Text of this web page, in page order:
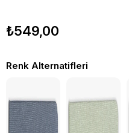
₺549,00
Renk Alternatifleri